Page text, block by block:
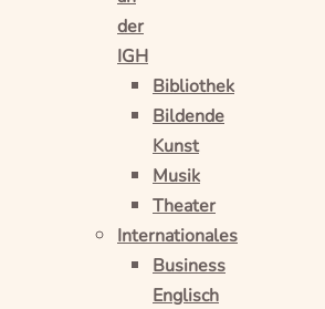
der
IGH
Bibliothek
Bildende
Kunst
Musik
Theater
Internationales
Business
Englisch